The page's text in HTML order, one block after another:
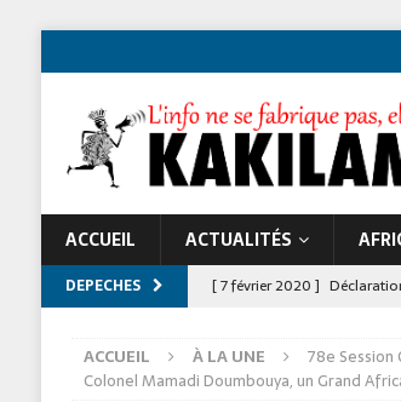
ACCUEIL ACTUALITÉS
DEPECHES [ 7 février 2020 ]
À LA UNE
ACCUEIL À LA UNE
78e Session
Colonel Mamadi Doumbouya, un Grand